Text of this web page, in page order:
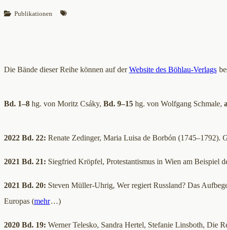
Publikationen
Die Bände dieser Reihe können auf derWebsite des Böhlau-Verlags
Bd. 1–8 hg. von Moritz Csáky, Bd. 9–15 hg. von Wolfgang Schmale,
2022 Bd. 22: Renate Zedinger, Maria Luisa de Borbón (1745–1792).
2021 Bd. 21: Siegfried Kröpfel, Protestantismus in Wien am Beispiel
2021 Bd. 20: Steven Müller-Uhrig, Wer regiert Russland? Das
Europas (mehr…)
2020 Bd. 19: Werner Telesko, Sandra Hertel, Stefanie Linsboth, Die